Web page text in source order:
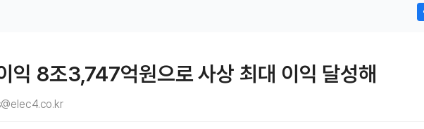
익 8조3,747억원으로 사상 최대 이익 달성해